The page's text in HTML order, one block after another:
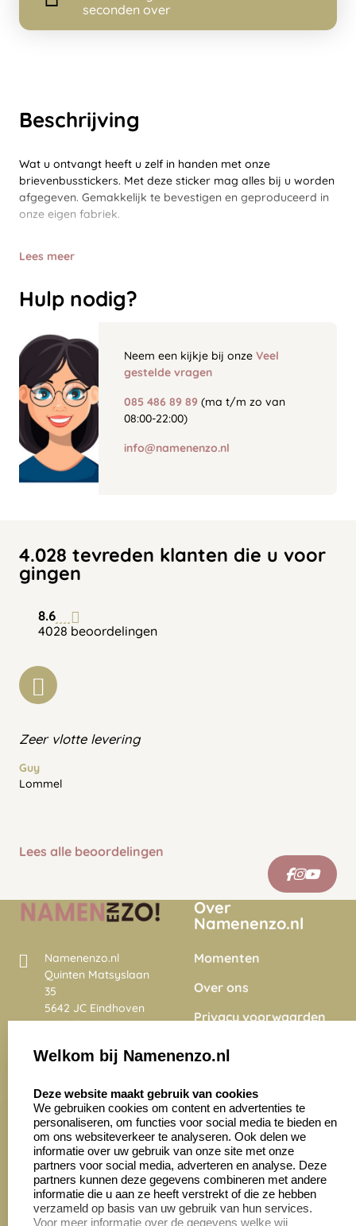
Beschrijving
Wat u ontvangt heeft u zelf in handen met onze
brievenbusstickers. Met deze sticker mag alles bij u worden
afgegeven. Gemakkelijk te bevestigen en geproduceerd in
onze eigen fabriek.
Lees meer
Hulp nodig?
Neem een kijkje bij onze Veel
gestelde vragen
085 486 89 89 (ma t/m zo van
08:00-22:00)
info@namenenzo.nl
seconden over
4.028 tevreden klanten die u voor
gingen
8.6
4028 beoordelingen
Zeer vlotte levering
Guy
Lommel
Lees alle beoordelingen
Namenenzo.nl
Quinten Matsyslaan
35
5642 JC Eindhoven
Nederland
4028 beoordelingen
Over
Namenenzo.nl
Momenten
Over ons
Privacy voorwaarden
Onze vacatures
Zakelijk:
Aanvraag op maat
Cadeaubonnen
Klantenservice:
Contact opnemen
Veelgestelde vragen
Welkom bij Namenenzo.nl
Deze website maakt gebruik van cookies
We gebruiken cookies om content en advertenties te
personaliseren, om functies voor social media te bieden en
om ons websiteverkeer te analyseren. Ook delen we
informatie over uw gebruik van onze site met onze
partners voor social media, adverteren en analyse. Deze
partners kunnen deze gegevens combineren met andere
informatie die u aan ze heeft verstrekt of die ze hebben
verzameld op basis van uw gebruik van hun services.
Voor meer informatie over de gegevens welke wij